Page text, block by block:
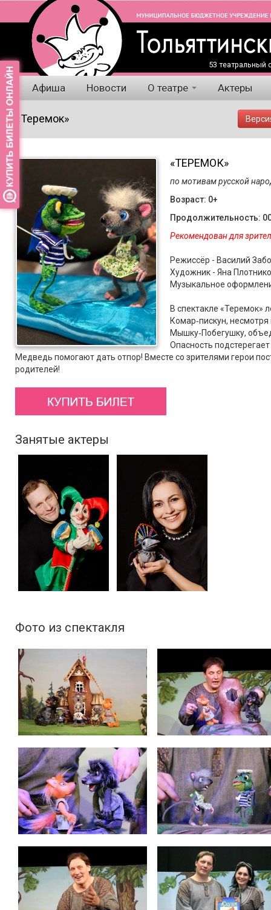
53 театральный
Афиша Новости О театре Актеры
«Теремок»
«ТЕРЕМОК»
по мотивам русской
Возраст: 0+
Продолжительность:
Рекомендован для
Режиссёр - Василий
Художник - Яна
Музыкальное
В спектакле «Теремок»
Комар‑пискун,
Мышку‑Побегушку,
Опасность
Медведь помогают дать отпор! Вместе со зрителями герои
родителей!
Занятые актеры
Фото из спектакля